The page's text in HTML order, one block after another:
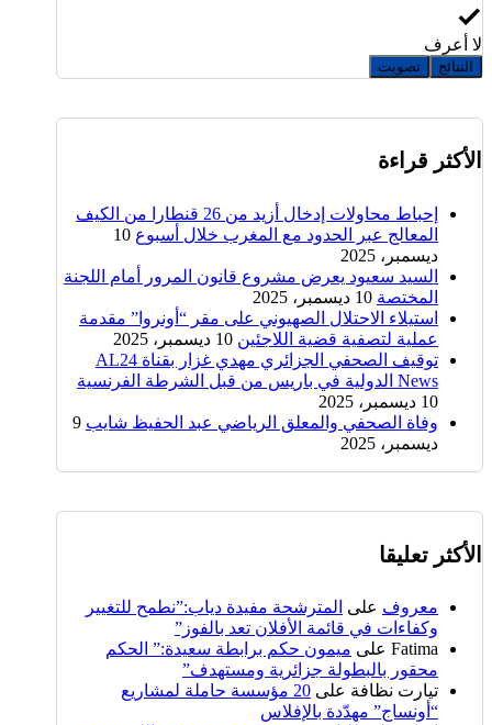
لا أعرف
النتائج تصويت
الأكثر قراءة
إحباط محاولات إدخال أزيد من 26 قنطارا من الكيف
المعالج عبر الحدود مع المغرب خلال أسبوع 10
ديسمبر، 2025
السيد سعيود يعرض مشروع قانون المرور أمام اللجنة
المختصة 10 ديسمبر، 2025
استيلاء الاحتلال الصهيوني على مقر “أونروا” مقدمة
عملية لتصفية قضية اللاجئين 10 ديسمبر، 2025
توقيف الصحفي الجزائري مهدي غزار بقناة AL24
News الدولية في باريس من قبل الشرطة الفرنسية
10 ديسمبر، 2025
وفاة الصحفي والمعلق الرياضي عبد الحفيظ شايب 9
ديسمبر، 2025
الأكثر تعليقا
معروف على المترشحة مفيدة دياب:”نطمح للتغيير
وكفاءات في قائمة الأفلان تعد بالفوز”
Fatima على ميمون حكم برابطة سعيدة:” الحكم
محقور بالبطولة جزائرية ومستهدف”
تيارت نظافة على
20 مؤسسة حاملة لمشاريع
“أونساج” مهدّدة بالإفلاس